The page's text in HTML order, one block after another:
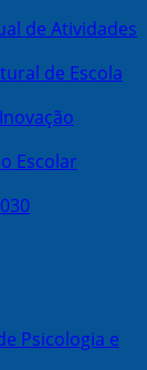
de Atividades
de Escola
Escolar
Psicologia e